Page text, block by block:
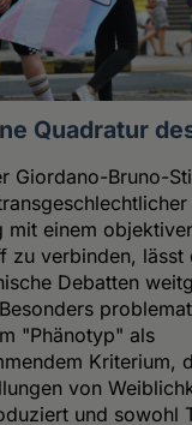
Quadratur
Giordano-Bruno-
mit einem
zu verbinden, lässt
Debatten
"Phänotyp" als
Kriterium,
von
und sowohl